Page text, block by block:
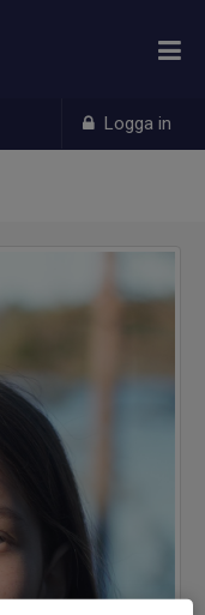
Logga in